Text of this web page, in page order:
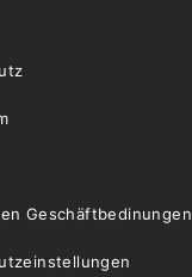
Geschäftbedinungen